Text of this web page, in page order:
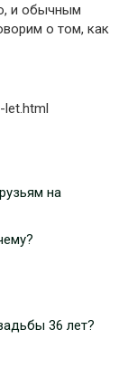
и обычным
о том, как
let.html
на
36 лет?